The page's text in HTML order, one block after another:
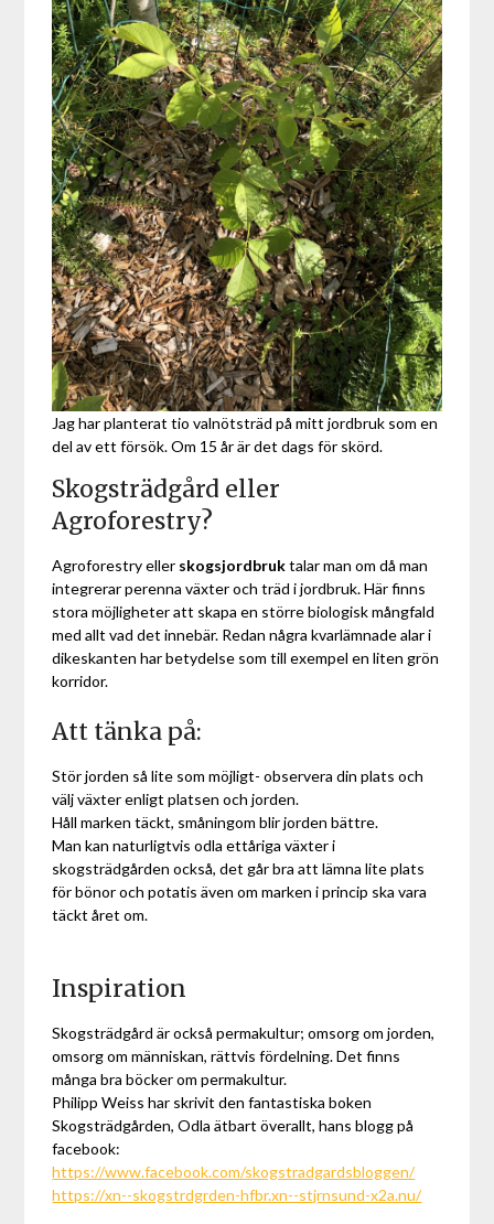
Jag har planterat tio valnötsträd på mitt jordbruk som en
del av ett försök. Om 15 år är det dags för skörd.
Skogsträdgård eller
Agroforestry?
Agroforestry eller skogsjordbruktalar man om då man
integrerar perenna växter och träd i jordbruk. Här finns
stora möjligheter att skapa en större biologisk mångfald
med allt vad det innebär. Redan några kvarlämnade alar i
dikeskanten har betydelse som till exempel en liten grön
korridor.
Att tänka på:
Stör jorden så lite som möjligt- observera din plats och
välj växter enligt platsen och jorden.
Håll marken täckt, småningom blir jorden bättre.
Man kan naturligtvis odla ettåriga växter i
skogsträdgården också, det går bra att lämna lite plats
för bönor och potatis även om marken i princip ska vara
täckt året om.
Inspiration
Skogsträdgård är också permakultur; omsorg om jorden,
omsorg om människan, rättvis fördelning. Det finns
många bra böcker om permakultur.
Philipp Weiss har skrivit den fantastiska boken
Skogsträdgården, Odla ätbart överallt, hans blogg på
facebook:
https://www.facebook.com/skogstradgardsbloggen/
https://xn--skogstrdgrden-hfbr.xn--stjrnsund-x2a.nu/